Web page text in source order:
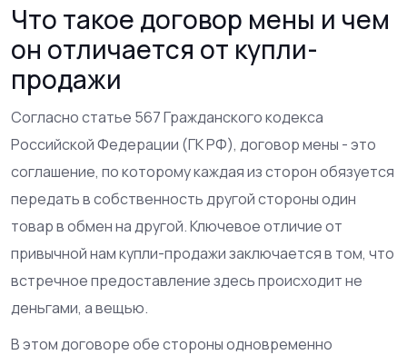
Что такое договор мены и чем
он отличается от купли-
продажи
Согласно статье 567 Гражданского кодекса
Российской Федерации (ГК РФ), договор мены - это
соглашение, по которому каждая из сторон обязуется
передать в собственность другой стороны один
товар в обмен на другой. Ключевое отличие от
привычной нам купли-продажи заключается в том, что
встречное предоставление здесь происходит не
деньгами, а вещью.
В этом договоре обе стороны одновременно